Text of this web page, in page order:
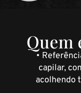
Quem
•
capilar,
acolhendo